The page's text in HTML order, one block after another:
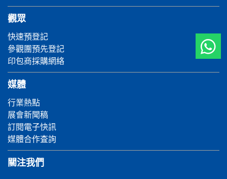
觀眾
快速預登記
參觀團預先登記
印包商採購網絡
媒體
行業熱點
展會新聞稿
訂閱電子快訊
媒體合作査詢
關注我們